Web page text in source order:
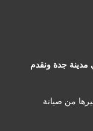
مدينة جدة ونقدم
من صيانة